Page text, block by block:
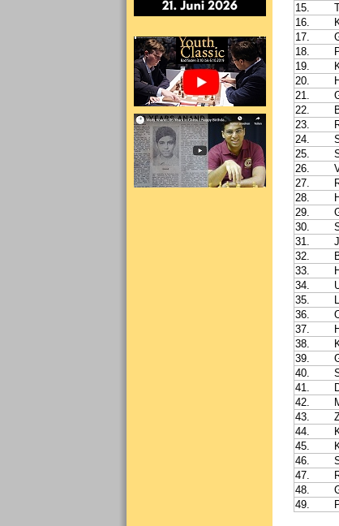
15.
16.
17.
18.
19.
20.
21.
22.
23.
24.
25.
26.
27.
28.
29.
30.
31.
32.
33.
34.
35.
36.
37.
38.
39.
40.
41.
42.
43.
44.
45.
46.
47.
48.
49.